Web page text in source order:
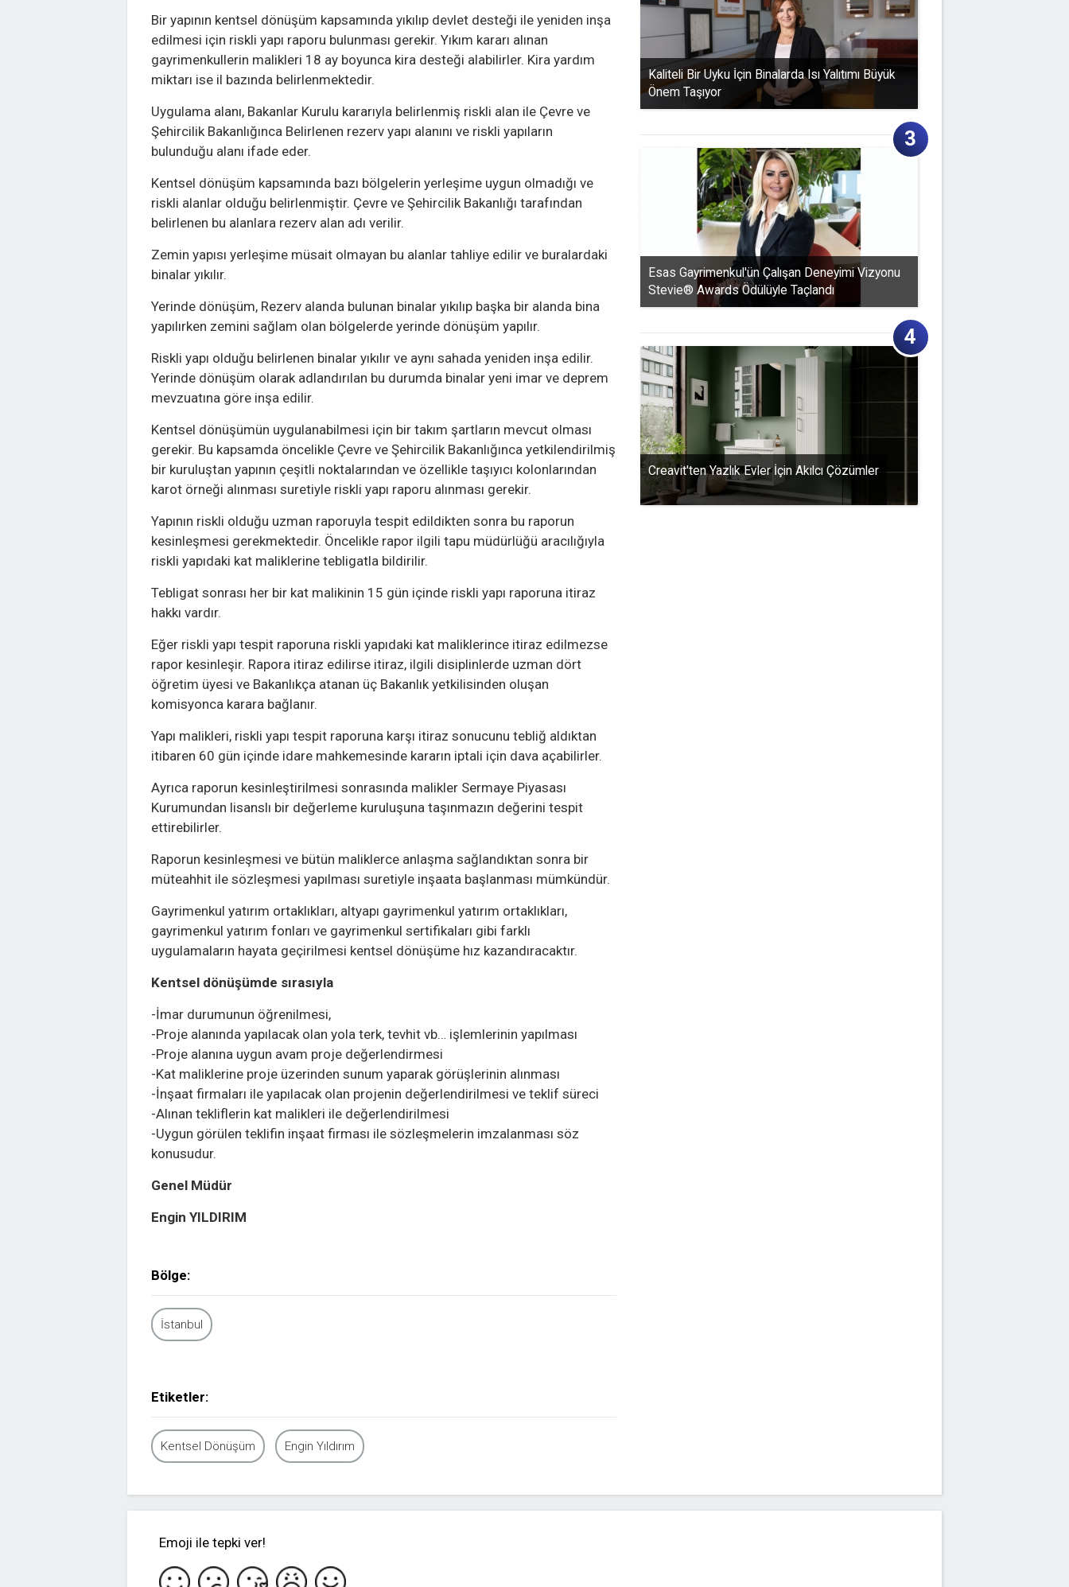
Bir yapının kentsel dönüşüm kapsamında yıkılıp devlet desteği ile yeniden inşa
edilmesi için riskli yapı raporu bulunması gerekir. Yıkım kararı alınan
gayrimenkullerin malikleri 18 ay boyunca kira desteği alabilirler. Kira yardım
miktarı ise il bazında belirlenmektedir.
Uygulama alanı, Bakanlar Kurulu kararıyla belirlenmiş riskli alan ile Çevre ve
Şehircilik Bakanlığınca Belirlenen rezerv yapı alanını ve riskli yapıların
bulunduğu alanı ifade eder.
Kentsel dönüşüm kapsamında bazı bölgelerin yerleşime uygun olmadığı ve
riskli alanlar olduğu belirlenmiştir. Çevre ve Şehircilik Bakanlığı tarafından
belirlenen bu alanlara rezerv alan adı verilir.
Zemin yapısı yerleşime müsait olmayan bu alanlar tahliye edilir ve buralardaki
binalar yıkılır.
Yerinde dönüşüm, Rezerv alanda bulunan binalar yıkılıp başka bir alanda bina
yapılırken zemini sağlam olan bölgelerde yerinde dönüşüm yapılır.
Riskli yapı olduğu belirlenen binalar yıkılır ve aynı sahada yeniden inşa edilir.
Yerinde dönüşüm olarak adlandırılan bu durumda binalar yeni imar ve deprem
mevzuatına göre inşa edilir.
Kentsel dönüşümün uygulanabilmesi için bir takım şartların mevcut olması
gerekir. Bu kapsamda öncelikle Çevre ve Şehircilik Bakanlığınca yetkilendirilmiş
bir kuruluştan yapının çeşitli noktalarından ve özellikle taşıyıcı kolonlarından
karot örneği alınması suretiyle riskli yapı raporu alınması gerekir.
Yapının riskli olduğu uzman raporuyla tespit edildikten sonra bu raporun
kesinleşmesi gerekmektedir. Öncelikle rapor ilgili tapu müdürlüğü aracılığıyla
riskli yapıdaki kat maliklerine tebligatla bildirilir.
Tebligat sonrası her bir kat malikinin 15 gün içinde riskli yapı raporuna itiraz
hakkı vardır.
Eğer riskli yapı tespit raporuna riskli yapıdaki kat maliklerince itiraz edilmezse
rapor kesinleşir. Rapora itiraz edilirse itiraz, ilgili disiplinlerde uzman dört
öğretim üyesi ve Bakanlıkça atanan üç Bakanlık yetkilisinden oluşan
komisyonca karara bağlanır.
Yapı malikleri, riskli yapı tespit raporuna karşı itiraz sonucunu tebliğ aldıktan
itibaren 60 gün içinde idare mahkemesinde kararın iptali için dava açabilirler.
Ayrıca raporun kesinleştirilmesi sonrasında malikler Sermaye Piyasası
Kurumundan lisanslı bir değerleme kuruluşuna taşınmazın değerini tespit
ettirebilirler.
Raporun kesinleşmesi ve bütün maliklerce anlaşma sağlandıktan sonra bir
müteahhit ile sözleşmesi yapılması suretiyle inşaata başlanması mümkündür.
Gayrimenkul yatırım ortaklıkları, altyapı gayrimenkul yatırım ortaklıkları,
gayrimenkul yatırım fonları ve gayrimenkul sertifikaları gibi farklı
uygulamaların hayata geçirilmesi kentsel dönüşüme hız kazandıracaktır.
Kentsel dönüşümde sırasıyla
-İmar durumunun öğrenilmesi,
-Proje alanında yapılacak olan yola terk, tevhit vb… işlemlerinin yapılması
-Proje alanına uygun avam proje değerlendirmesi
-Kat maliklerine proje üzerinden sunum yaparak görüşlerinin alınması
-İnşaat firmaları ile yapılacak olan projenin değerlendirilmesi ve teklif süreci
-Alınan tekliflerin kat malikleri ile değerlendirilmesi
-Uygun görülen teklifin inşaat firması ile sözleşmelerin imzalanması söz
konusudur.
Genel Müdür
Engin YILDIRIM
Bölge:
İstanbul
Etiketler:
Kentsel Dönüşüm Engin Yıldırım
Kaliteli Bir Uyku İçin Binalarda Isı Yalıtımı Büyük
Önem Taşıyor
Esas Gayrimenkul'ün Çalışan Deneyimi Vizyonu
Stevie® Awards Ödülüyle Taçlandı
Creavit'ten Yazlık Evler İçin Akılcı Çözümler
Emoji ile tepki ver!